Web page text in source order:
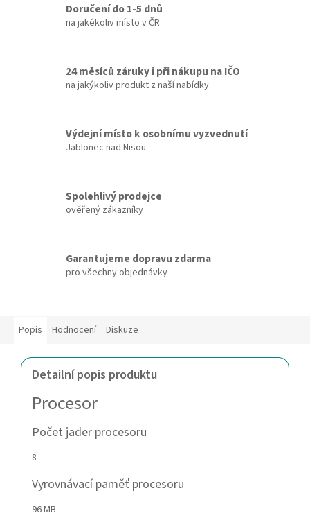
Doručení do 1-5 dnů
na jakékoliv místo v ČR
24 měsíců záruky i při nákupu na IČO
na jakýkoliv produkt z naší nabídky
Výdejní místo k osobnímu vyzvednutí
Jablonec nad Nisou
Spolehlivý prodejce
ověřený zákazníky
Garantujeme dopravu zdarma
pro všechny objednávky
Popis Hodnocení Diskuze
Detailní popis produktu
Procesor
Počet jader procesoru
8
Vyrovnávací paměť procesoru
96 MB